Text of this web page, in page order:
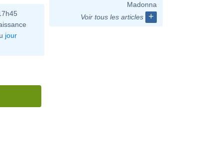
jour
Madonna
Voir tous les articles
+